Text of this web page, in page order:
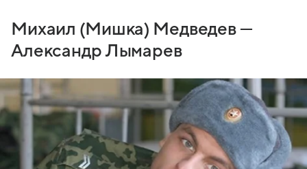
Михаил (Мишка) Медведев —
Александр Лымарев